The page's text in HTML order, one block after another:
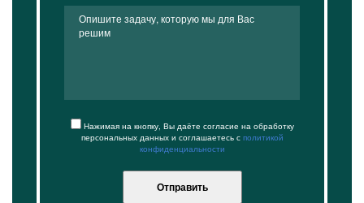
Нажимая на кнопку, Вы даёте согласие на обработку
персональных данных и соглашаетесь с политикой
конфиденциальности
Отправить